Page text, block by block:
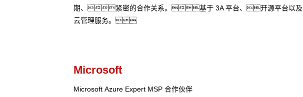
期、紧密的合作关系。基于 3A 平台、开源平台以及
云管理服务。
Microsoft
Microsoft Azure Expert MSP 合作伙伴